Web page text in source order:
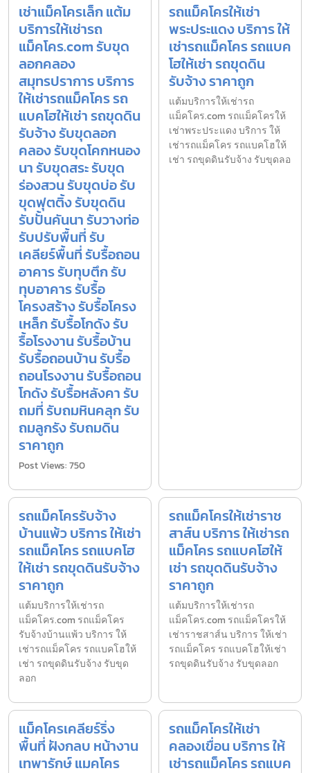
เช่าแม็คโครเล็ก แต้ม
บริการให้เช่ารถ
แม็คโคร.com รับขุด
ลอกคลอง
สมุทรปราการ บริการ
ให้เช่ารถแม็คโคร รถ
แบคโฮให้เช่า รถขุดดิน
รับจ้าง รับขุดลอก
คลอง รับขุดโคกหนอง
นา รับขุดสระ รับขุด
ร่องสวน รับขุดบ่อ รับ
ขุดฟุตติ้ง รับขุดดิน
รับปั้นคันนา รับวางท่อ
รับปรับพื้นที่ รับ
เคลียร์พื้นที่ รับรื้อถอน
อาคาร รับทุบตึก รับ
ทุบอาคาร รับรื้อ
โครงสร้าง รับรื้อโครง
เหล็ก รับรื้อโกดัง รับ
รื้อโรงงาน รับรื้อบ้าน
รับรื้อถอนบ้าน รับรื้อ
ถอนโรงงาน รับรื้อถอน
โกดัง รับรื้อหลังคา รับ
ถมที่ รับถมหินคลุก รับ
ถมลูกรัง รับถมดิน
ราคาถูก
Post Views: 750
รถแม็คโครให้เช่า
พระประแดง บริการ ให้
เช่ารถแม็คโคร รถแบค
โฮให้เช่า รถขุดดิน
รับจ้าง ราคาถูก
แต้มบริการให้เช่ารถ
แม็คโคร.com รถแม็คโครให้
เช่าพระประแดง บริการ ให้
เช่ารถแม็คโคร รถแบคโฮให้
เช่า รถขุดดินรับจ้าง รับขุดลอ
รถแม็คโครรับจ้าง
บ้านแพ้ว บริการ ให้เช่า
รถแม็คโคร รถแบคโฮ
ให้เช่า รถขุดดินรับจ้าง
ราคาถูก
แต้มบริการให้เช่ารถ
แม็คโคร.com รถแม็คโคร
รับจ้างบ้านแพ้ว บริการ ให้
เช่ารถแม็คโคร รถแบคโฮให้
เช่า รถขุดดินรับจ้าง รับขุด
ลอก
รถแม็คโครให้เช่าราช
สาส์น บริการ ให้เช่ารถ
แม็คโคร รถแบคโฮให้
เช่า รถขุดดินรับจ้าง
ราคาถูก
แต้มบริการให้เช่ารถ
แม็คโคร.com รถแม็คโครให้
เช่าราชสาส์น บริการ ให้เช่า
รถแม็คโคร รถแบคโฮให้เช่า
รถขุดดินรับจ้าง รับขุดลอก
แม็คโครเคลียร์ริ่ง
พื้นที่ ฝังกลบ หน้างาน
เทพารักษ์ แมคโคร
รถแม็คโครให้เช่า
คลองเขื่อน บริการ ให้
เช่ารถแม็คโคร รถแบค